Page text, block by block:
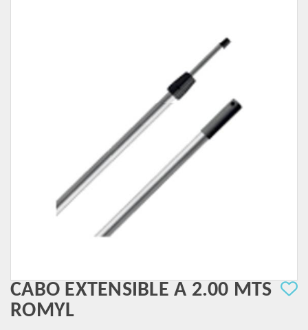
CABO EXTENSIBLE A 2.00 MTS
ROMYL